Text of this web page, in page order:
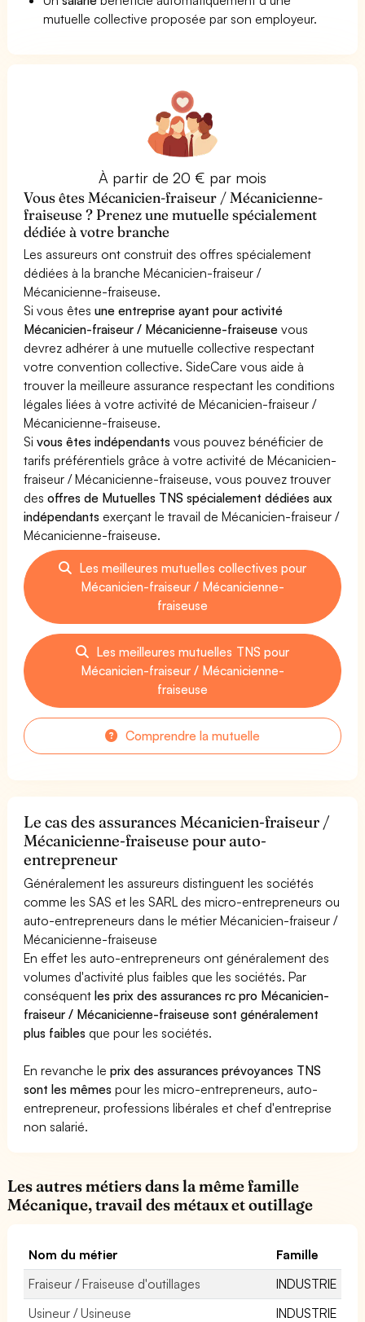
mutuelle collective proposée par son employeur.
À partir de 20 € par mois
Vous êtes Mécanicien-fraiseur / Mécanicienne-
fraiseuse ? Prenez une mutuelle spécialement
dédiée à votre branche
Les assureurs ont construit des offres spécialement
dédiées à la branche Mécanicien-fraiseur /
Mécanicienne-fraiseuse.
Si vous êtesune entreprise ayant pour activité
Mécanicien-fraiseur / Mécanicienne-fraiseuse vous
devrez adhérer à une mutuelle collective respectant
votre convention collective. SideCare vous aide à
trouver la meilleure assurance respectant les conditions
légales liées à votre activité de Mécanicien-fraiseur /
Mécanicienne-fraiseuse.
Sivous êtes indépendants vous pouvez bénéficier de
tarifs préférentiels grâce à votre activité de Mécanicien-
fraiseur / Mécanicienne-fraiseuse, vous pouvez trouver
desoffres de Mutuelles TNS spécialement dédiées aux
indépendants exerçant le travail de Mécanicien-fraiseur /
Mécanicienne-fraiseuse.
Les meilleures mutuelles collectives pour
Mécanicien-fraiseur / Mécanicienne-
fraiseuse
Les meilleures mutuelles TNS pour
Mécanicien-fraiseur / Mécanicienne-
fraiseuse
Comprendre la mutuelle
Le cas des assurances Mécanicien-fraiseur /
Mécanicienne-fraiseuse pour auto-
entrepreneur
Généralement les assureurs distinguent les sociétés
comme les SAS et les SARL des micro-entrepreneurs ou
auto-entrepreneurs dans le métier Mécanicien-fraiseur /
Mécanicienne-fraiseuse
En effet les auto-entrepreneurs ont généralement des
volumes d'activité plus faibles que les sociétés. Par
conséquentles prix des assurances rc pro Mécanicien-
fraiseur / Mécanicienne-fraiseuse sont généralement
plus faibles que pour les sociétés.
En revanche leprix des assurances prévoyances TNS
sont les mêmes pour les micro-entrepreneurs, auto-
entrepreneur, professions libérales et chef d'entreprise
non salarié.
Les autres métiers dans la même famille
Mécanique, travail des métaux et outillage
Nom du métier
Famille
Fraiseur / Fraiseuse d'outillages
INDUSTRIE
Usineur / Usineuse
INDUSTRIE